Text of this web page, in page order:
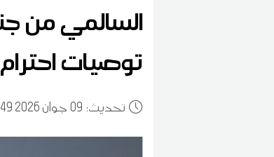
السالمي من
توصيات احترام
:تحديث 0916:49 2026 جوان